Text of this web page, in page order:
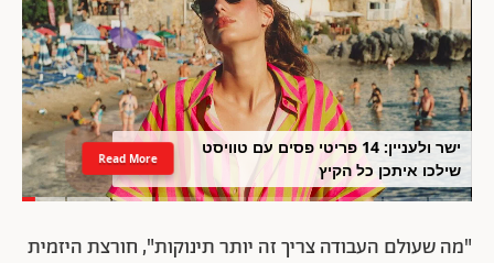
ישר ולעניין: 14 פריטי פסים עם טוויסט
שילכו איתכן כל הקיץ
Read More
"מה שעולם העבודה צריך זה יותר תינוקות", חורצת היזמית